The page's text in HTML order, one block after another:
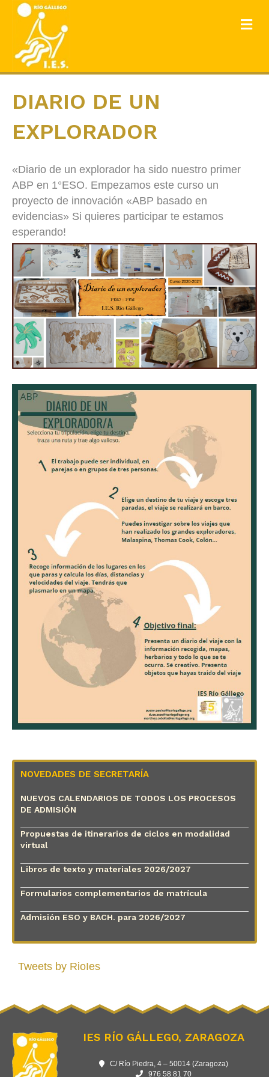
DIARIO DE UN
EXPLORADOR
«Diario de un explorador ha sido nuestro primer
ABP en 1°ESO. Empezamos este curso un
proyecto de innovación «ABP basado en
evidencias» Si quieres participar te estamos
esperando!
NOVEDADES DE SECRETARÍA
NUEVOS CALENDARIOS DE TODOS LOS PROCESOS
DE ADMISIÓN
Propuestas de itinerarios de ciclos en modalidad
virtual
Libros de texto y materiales 2026/2027
Formularios complementarios de matrícula
Admisión ESO y BACH. para 2026/2027
Tweets by RioIes
IES RÍO GÁLLEGO, ZARAGOZA
C/ Río Piedra, 4 – 50014 (Zaragoza)
976 58 81 70